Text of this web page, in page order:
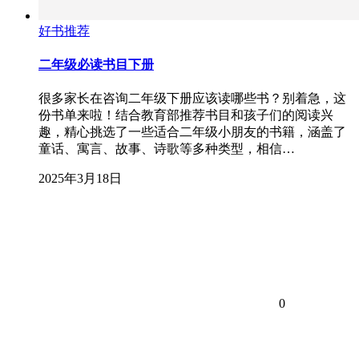
好书推荐
二年级必读书目下册
很多家长在咨询二年级下册应该读哪些书？别着急，这
份书单来啦！结合教育部推荐书目和孩子们的阅读兴
趣，精心挑选了一些适合二年级小朋友的书籍，涵盖了
童话、寓言、故事、诗歌等多种类型，相信…
2025年3月18日
0